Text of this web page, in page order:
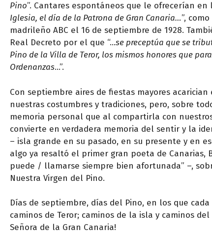
Pino”. Cantares espontáneos que le ofrecerían en
Iglesia, el día de la Patrona de Gran Canaria…”,
madrileño ABC el 16 de septiembre de 1928.
Real Decreto por el que “…se preceptúa que se
Pino de la Villa de Teror, los mismos honores que
Ordenanzas…”.
Con septiembre aires de fiestas mayores
nuestras costumbres y tradiciones, pero, sobre
memoria personal que al compartirla con
convierte en verdadera memoria del sentir y la
– isla grande en su pasado, en su presente y en
algo ya resaltó el primer gran poeta de Canarias,
puede / llamarse siempre bien afortunada” –,
Nuestra Virgen del Pino.
Días de septiembre, días del Pino, en los que
caminos de Teror; caminos de la isla y caminos
Señora de la Gran Canaria!